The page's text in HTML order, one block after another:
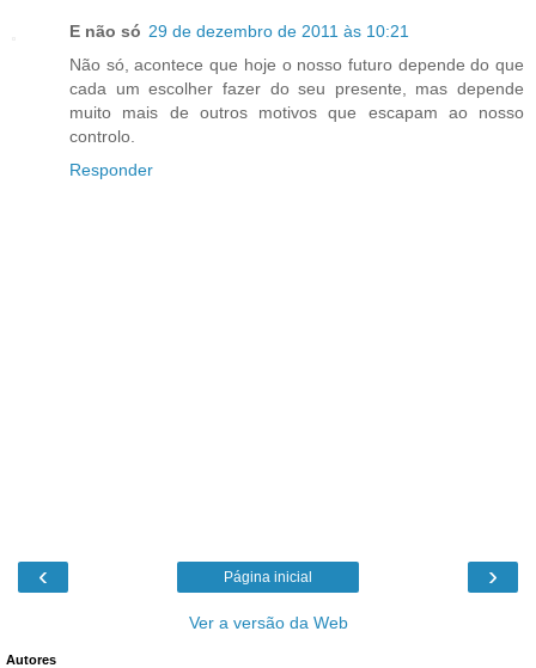
E não só 29 de dezembro de 2011 às 10:21
Não só, acontece que hoje o nosso futuro depende do que
cada um escolher fazer do seu presente, mas depende
muito mais de outros motivos que escapam ao nosso
controlo.
Responder
‹ ›
Página inicial
Ver a versão da Web
Autores